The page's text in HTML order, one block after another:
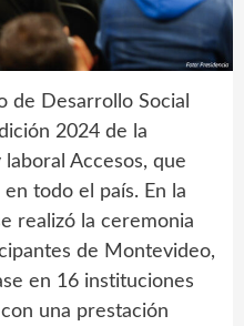
de Desarrollo Social
2024 de la
Accesos, que
todo el país. En la
realizó la ceremonia
de Montevideo,
en 16 instituciones
una prestación